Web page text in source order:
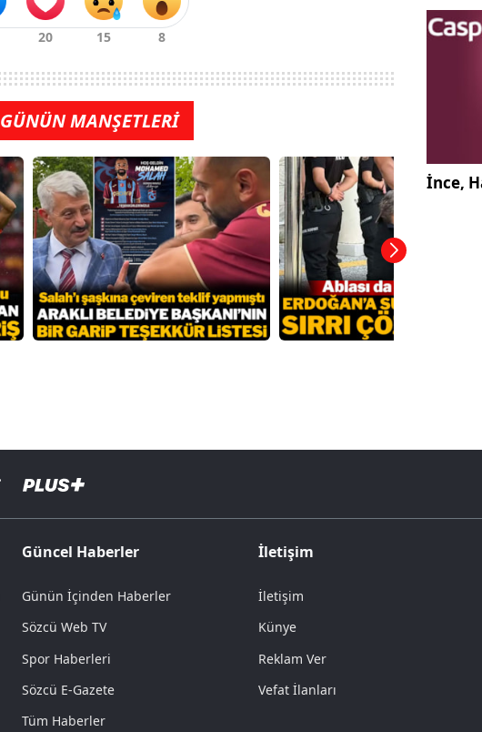
GÜNÜN MANŞETLERİ
İnce,
Güncel Haberler
Günün İçinden Haberler
Sözcü Web TV
Spor Haberleri
Sözcü E-Gazete
Tüm Haberler
İletişim
İletişim
Künye
Reklam Ver
Vefat İlanları